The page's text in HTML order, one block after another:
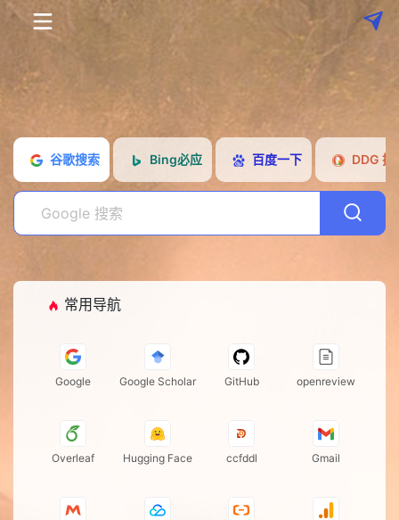
索
常
谷歌搜索 Bing必应 百度一下 DDG 搜
常用导航
Google Google Scholar GitHub openreview
Overleaf Hugging Face ccfddl Gmail